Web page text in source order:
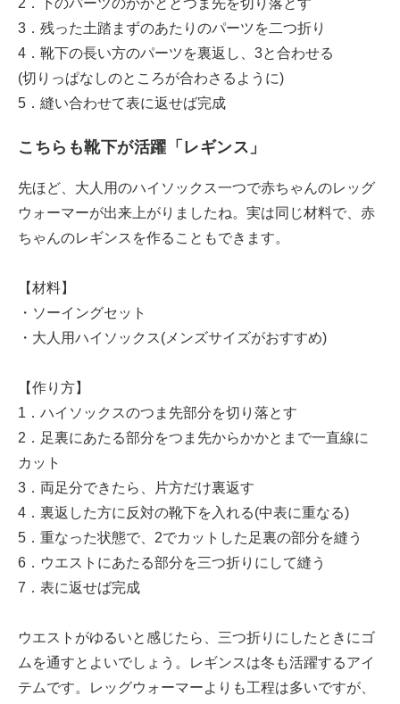
2．下のパーツのかかととつま先を切り落とす
3．残った土踏まずのあたりのパーツを二つ折り
4．靴下の長い方のパーツを裏返し、3と合わせる
(切りっぱなしのところが合わさるように)
5．縫い合わせて表に返せば完成
こちらも靴下が活躍「レギンス」
先ほど、大人用のハイソックス一つで赤ちゃんのレッグ
ウォーマーが出来上がりましたね。実は同じ材料で、赤
ちゃんのレギンスを作ることもできます。
【材料】
・ソーイングセット
・大人用ハイソックス(メンズサイズがおすすめ)
【作り方】
1．ハイソックスのつま先部分を切り落とす
2．足裏にあたる部分をつま先からかかとまで一直線に
カット
3．両足分できたら、片方だけ裏返す
4．裏返した方に反対の靴下を入れる(中表に重なる)
5．重なった状態で、2でカットした足裏の部分を縫う
6．ウエストにあたる部分を三つ折りにして縫う
7．表に返せば完成
ウエストがゆるいと感じたら、三つ折りにしたときにゴ
ムを通すとよいでしょう。レギンスは冬も活躍するアイ
テムです。レッグウォーマーよりも工程は多いですが、